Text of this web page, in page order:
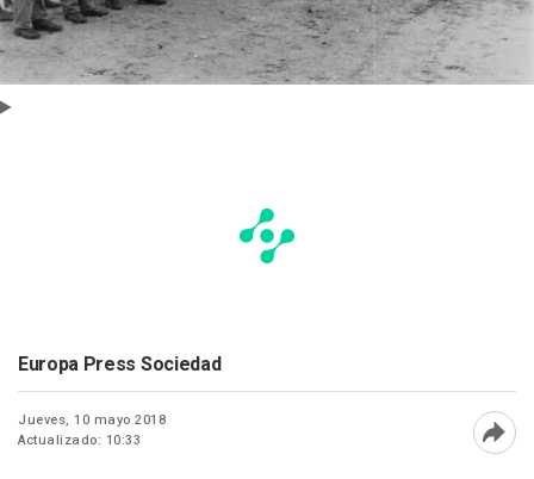
Europa Press Sociedad
Jueves, 10 mayo 2018
Actualizado: 10:33